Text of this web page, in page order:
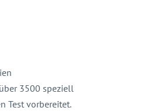
3500 speziell
Test vorbereitet.